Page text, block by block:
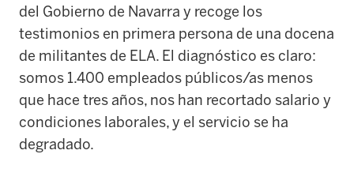
del Gobierno de Navarra y recoge los
testimonios en primera persona de una docena
de militantes de ELA. El diagnóstico es claro:
somos 1.400 empleados públicos/as menos
que hace tres años, nos han recortado salario y
condiciones laborales, y el servicio se ha
degradado.